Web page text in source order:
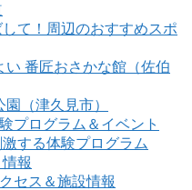
て！周辺のおすすめスポ
い 番匠おさかな館（佐伯
（津久見市）
プログラム＆イベント
する体験プログラム
報
セス＆施設情報